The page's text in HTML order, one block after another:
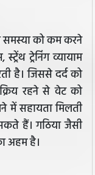
समस्या को कम करने
ट्रेनिंग व्यायाम
है। जिससे दर्द को
रहने से वेट को
में सहायता मिलती
हैं। गठिया जैसी
अहम है।